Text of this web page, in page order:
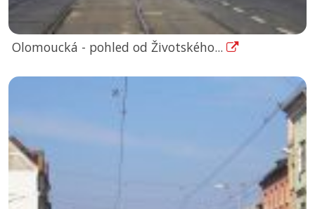
Olomoucká - pohled od Životského...